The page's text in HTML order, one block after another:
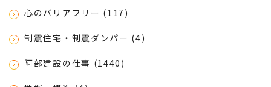
心のバリアフリー (117)
制震住宅・制震ダンパー (4)
阿部建設の仕事 (1440)